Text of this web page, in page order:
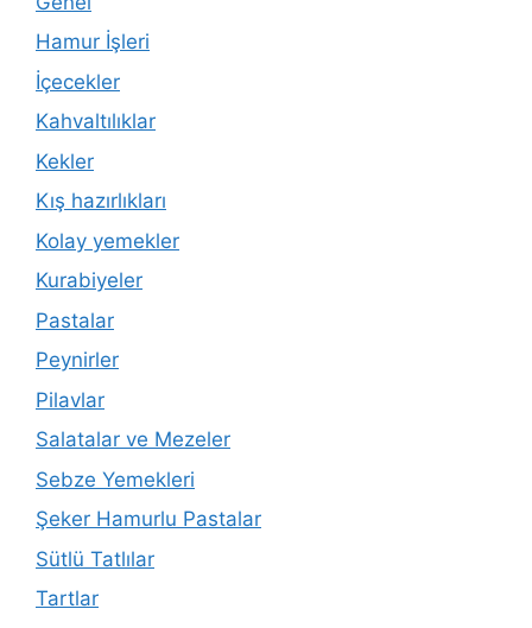
Hamur İşleri
İçecekler
Kahvaltılıklar
Kekler
Kış hazırlıkları
Kolay yemekler
Kurabiyeler
Pastalar
Peynirler
Pilavlar
Salatalar ve Mezeler
Sebze Yemekleri
Şeker Hamurlu Pastalar
Sütlü Tatlılar
Tartlar